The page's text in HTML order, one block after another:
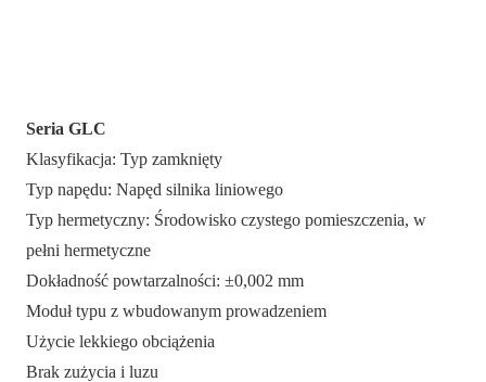
Seria GLC
Klasyfikacja: Typ zamknięty
Typ napędu: Napęd silnika liniowego
Typ hermetyczny: Środowisko czystego pomieszczenia, w
pełni hermetyczne
Dokładność powtarzalności: ±0,002 mm
Moduł typu z wbudowanym prowadzeniem
Użycie lekkiego obciążenia
Brak zużycia i luzu